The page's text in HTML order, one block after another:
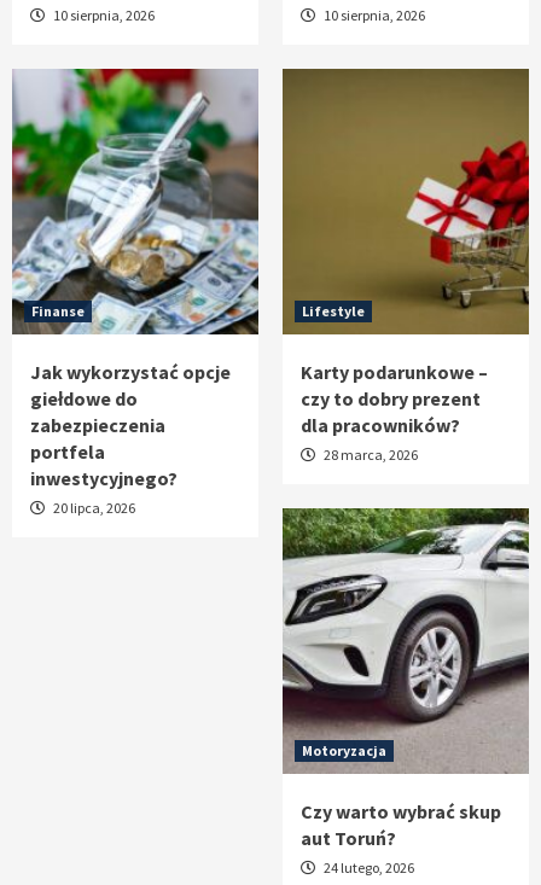
10 sierpnia, 2026 10 sierpnia, 2026
Finanse
Jak wykorzystać opcje
giełdowe do
zabezpieczenia
portfela
inwestycyjnego?
20 lipca, 2026
Lifestyle
Karty podarunkowe –
czy to dobry prezent
dla pracowników?
28 marca, 2026
Motoryzacja
Czy warto wybrać skup
aut Toruń?
24 lutego, 2026